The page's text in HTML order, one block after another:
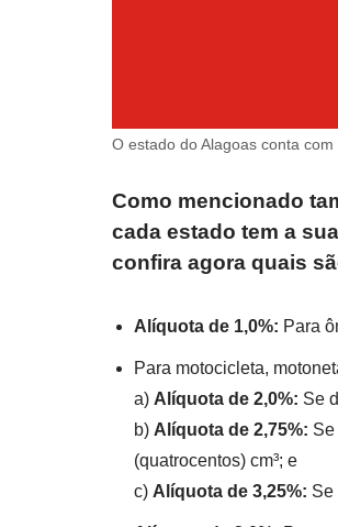
O estado do Alagoas conta
Como mencionado
cada estado tem a
confira agora quais
Alíquota de 1,0%: Para
Para motocicleta,
a) Alíquota de 2,0%: Se
b) Alíquota de 2,75%:
(quatrocentos) cm³; e
c) Alíquota de 3,25%: Se